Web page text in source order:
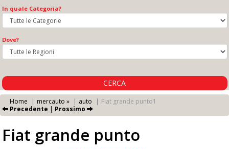
In quale Categoria?
Dove?
CERCA
Home mercauto » auto
Fiat grande punto1
Precedente | Prossimo
Fiat grande punto